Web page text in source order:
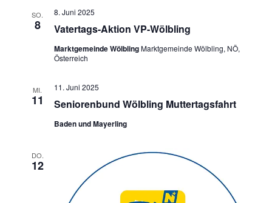
SO.
8 Vatertags-Aktion VP-Wölbling
8. Juni 2025
Marktgemeinde WölblingMarktgemeinde Wölbling, NÖ,
Österreich
MI.
11 Seniorenbund Wölbling Muttertagsfahrt
11. Juni 2025
Baden und Mayerling
DO.
12